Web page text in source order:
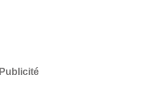
Publicité